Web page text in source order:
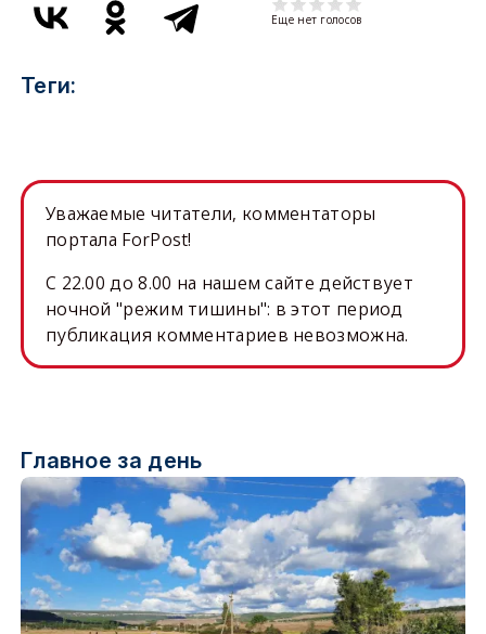
Еще нет голосов
Теги:
Уважаемые читатели, комментаторы
портала ForPost!
C 22.00 до 8.00 на нашем сайте действует
ночной "режим тишины": в этот период
публикация комментариев невозможна.
Главное за день